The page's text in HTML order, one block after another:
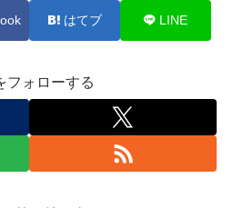
はてブ LINE
フォローする